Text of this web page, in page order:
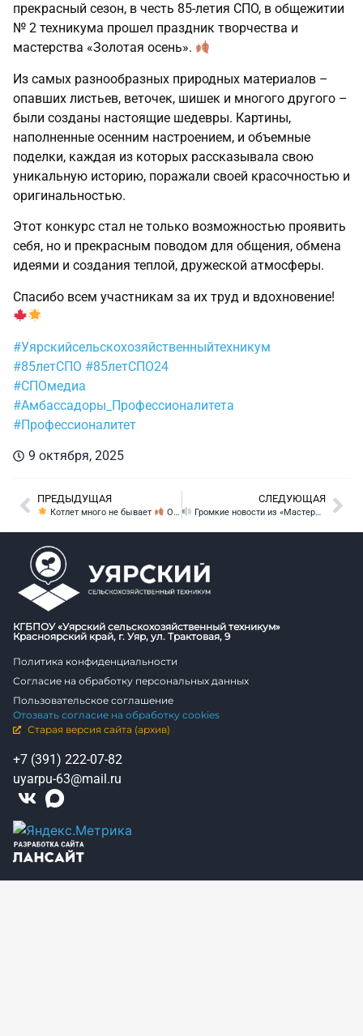
прекрасный сезон, в честь 85-летия СПО, в общежитии
№ 2 техникума прошел праздник творчества и
мастерства «Золотая осень».
Из самых разнообразных природных материалов –
опавших листьев, веточек, шишек и многого другого –
были созданы настоящие шедевры. Картины,
наполненные осенним настроением, и объемные
поделки, каждая из которых рассказывала свою
уникальную историю, поражали своей красочностью и
оригинальностью.
Этот конкурс стал не только возможностью проявить
себя, но и прекрасным поводом для общения, обмена
идеями и создания теплой, дружеской атмосферы.
Спасибо всем участникам за их труд и вдохновение!
#Уярскийсельскохозяйственныйтехникум
#85летСПО #85летСПО24
#СПОмедиа
#Амбассадоры_Профессионалитета
#Профессионалитет
9 октября, 2025
ПРЕДЫДУЩАЯ
Котлет много не бывает Осенняя золотая симфония вкуса от будущих технологов!
СЛЕДУЮЩАЯ
Громкие новости из «Мастерской автозвука»!
КГБПОУ «Уярский сельскохозяйственный техникум»
Красноярский край, г. Уяр, ул. Трактовая, 9
Политика конфиденциальности
Согласие на обработку персональных данных
Пользовательское соглашение
Отозвать согласие на обработку cookies
Старая версия сайта (архив)
+7 (391) 222-07-82
uyarpu-63@mail.ru